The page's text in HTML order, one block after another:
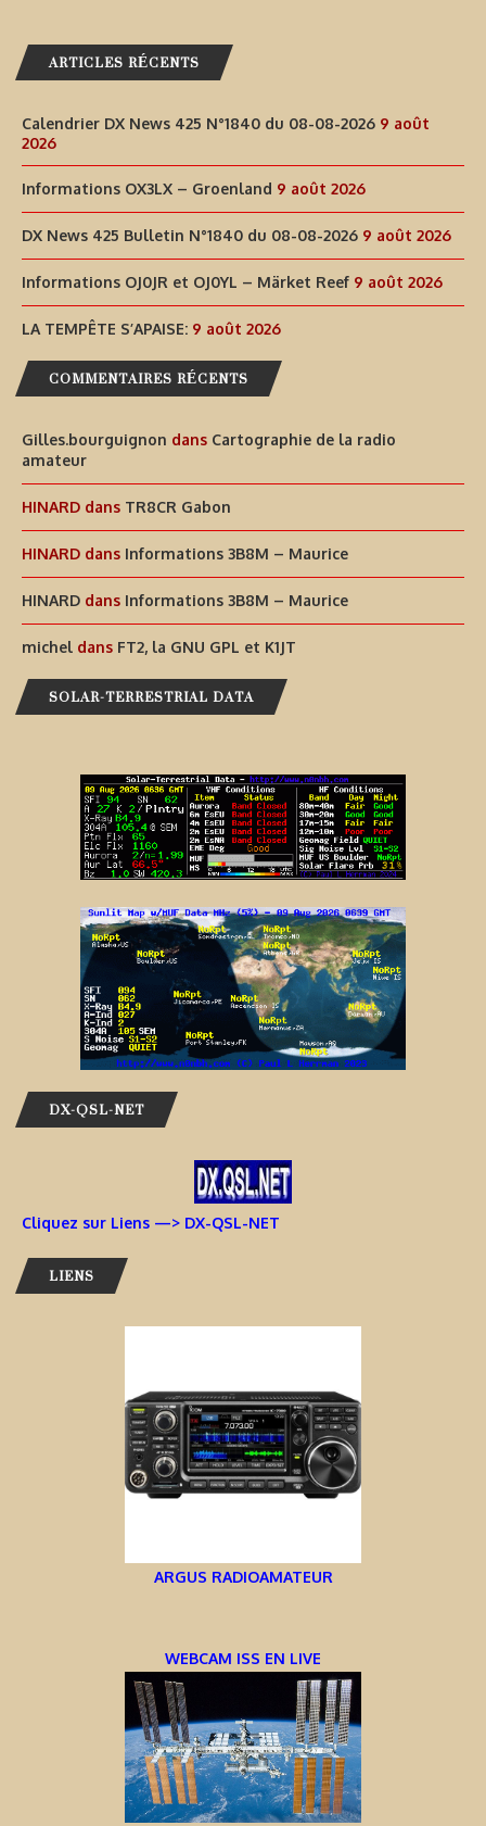
ARTICLES RÉCENTS
Calendrier DX News 425 N°1840 du 08-08-2026 9 août
2026
Informations OX3LX – Groenland 9 août 2026
DX News 425 Bulletin N°1840 du 08-08-2026 9 août 2026
Informations OJ0JR et OJ0YL – Märket Reef 9 août 2026
LA TEMPÊTE S’APAISE: 9 août 2026
COMMENTAIRES RÉCENTS
Gilles.bourguignon dans Cartographie de la radio
amateur
HINARD dans TR8CR Gabon
HINARD dans Informations 3B8M – Maurice
HINARD dans Informations 3B8M – Maurice
michel dans FT2, la GNU GPL et K1JT
SOLAR-TERRESTRIAL DATA
DX-QSL-NET
Cliquez sur Liens —> DX-QSL-NET
LIENS
ARGUS RADIOAMATEUR
WEBCAM ISS EN LIVE